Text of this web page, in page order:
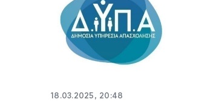
18.03.2025, 20:48